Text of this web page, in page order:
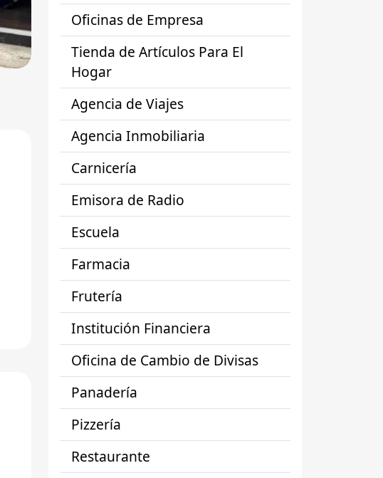
Oficinas de Empresa
Tienda de Artículos Para El
Hogar
Agencia de Viajes
Agencia Inmobiliaria
Carnicería
Emisora de Radio
Escuela
Farmacia
Frutería
Institución Financiera
Oficina de Cambio de Divisas
Panadería
Pizzería
Restaurante